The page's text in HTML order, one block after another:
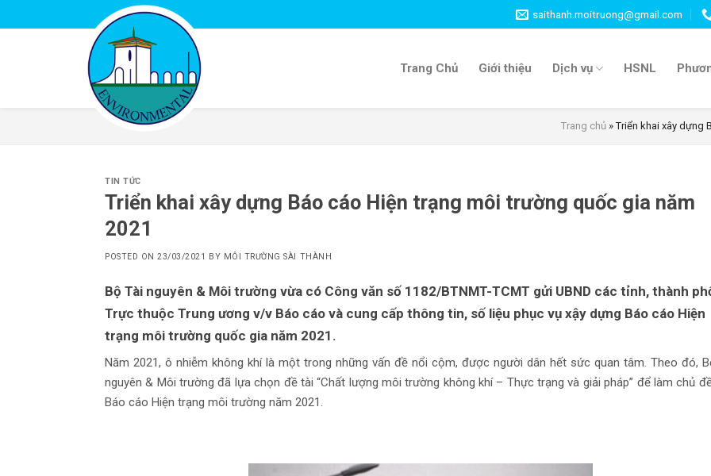
to
saithanh.moitruong@gmail.com
Trang Chủ Giới thiệu Dịch vụ HSNL
Trang chủ »Triển khai xây dựng
TIN TỨC
Triển khai xây dựng Báo cáo Hiện trạng môi trường quốc gia năm
2021
POSTED ON23/03/2021 BY MÔI TRƯỜNG SÀI THÀNH
Bộ Tài nguyên & Môi trường vừa có Công văn số 1182/BTNMT-TCMT gửi UBND các tỉnh, thành
Trực thuộc Trung ương v/v Báo cáo và cung cấp thông tin, số liệu phục vụ xậy dựng Báo cáo Hiện
trạng môi trường quốc gia năm 2021.
Năm 2021, ô nhiễm không khílà một trong những vấn đề nổi cộm, được người dân hết sức quan tâm. Theo đó,
nguyên & Môi trường đã lựa chọn đề tài “Chất lượng môi trường không khí – Thực trạng và giải pháp” để làm chủ
Báo cáo Hiện trạng môi trường năm 2021.